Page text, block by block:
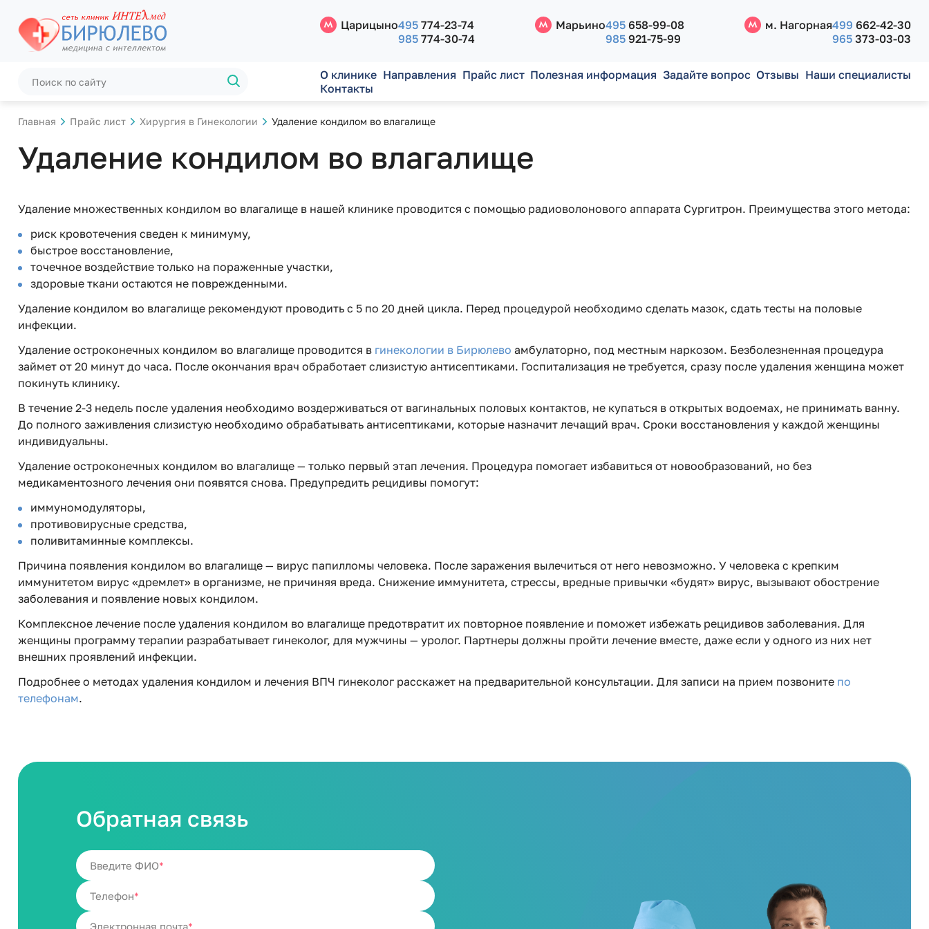
Царицыно495 774-23-74
985 774-30-74
Марьино495 658-99-08
985 921-75-99
м. Нагорная499 662-42-30
965373-03-03
О клинике Направления Прайс лист Полезная информация Задайте вопрос Отзывы Наши специалисты
Контакты
Главная Прайс лист Хирургия в Гинекологии Удаление кондилом во влагалище
Удаление кондилом во влагалище
Удаление множественных кондилом во влагалище в нашей клинике проводится с помощью радиоволонового аппарата Сургитрон. Преимущества этого метода:
риск кровотечения сведен к минимуму,
быстрое восстановление,
точечное воздействие только на пораженные участки,
здоровые ткани остаются не поврежденными.
Удаление кондилом во влагалище рекомендуют проводить с 5 по 20 дней цикла. Перед процедурой необходимо сделать мазок, сдать тесты на половые
инфекции.
Удаление остроконечных кондилом во влагалище проводится в гинекологии в Бирюлево амбулаторно, под местным наркозом. Безболезненная процедура
займет от 20 минут до часа. После окончания врач обработает слизистую антисептиками. Госпитализация не требуется, сразу после удаления женщина может
покинуть клинику.
В течение 2-3 недель после удаления необходимо воздерживаться от вагинальных половых контактов, не купаться в открытых водоемах, не принимать ванну.
До полного заживления слизистую необходимо обрабатывать антисептиками, которые назначит лечащий врач. Сроки восстановления у каждой женщины
индивидуальны.
Удаление остроконечных кондилом во влагалище — только первый этап лечения. Процедура помогает избавиться от новообразований, но без
медикаментозного лечения они появятся снова. Предупредить рецидивы помогут:
иммуномодуляторы,
противовирусные средства,
поливитаминные комплексы.
Причина появления кондилом во влагалище — вирус папилломы человека. После заражения вылечиться от него невозможно. У человека с крепким
иммунитетом вирус «дремлет» в организме, не причиняя вреда. Снижение иммунитета, стрессы, вредные привычки «будят» вирус, вызывают обострение
заболевания и появление новых кондилом.
Комплексное лечение после удаления кондилом во влагалище предотвратит их повторное появление и поможет избежать рецидивов заболевания. Для
женщины программу терапии разрабатывает гинеколог, для мужчины — уролог. Партнеры должны пройти лечение вместе, даже если у одного из них нет
внешних проявлений инфекции.
Подробнее о методах удаления кондилом и лечения ВПЧ гинеколог расскажет на предварительной консультации. Для записи на прием позвоните по
телефонам.
Обратная связь
Введите ФИО
Телефон
Электронная почта